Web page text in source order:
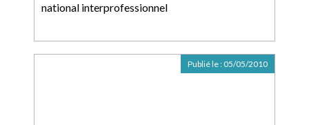
national interprofessionnel
Publié le : 05/05/2010